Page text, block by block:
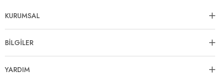
KURUMSAL
BİLGİLER
YARDIM